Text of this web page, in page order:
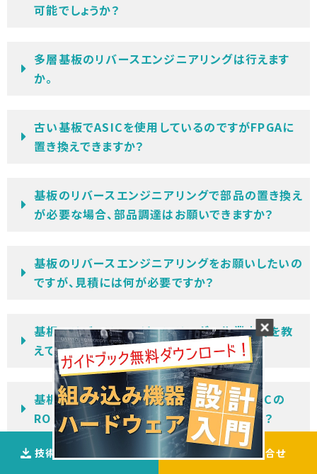
可能でしょうか？
多層基板のリバースエンジニアリングは行えます
か。
古い基板でASICを使用しているのですがFPGAに
置き換えできますか？
基板のリバースエンジニアリングで部品の置き換え
が必要な場合、部品調達はお願いできますか？
基板のリバースエンジニアリングをお願いしたいの
ですが、見積には何が必要ですか？
基板のリバースエンジニアリングの作業内容を教
えてください。
基板のリバースエンジニアリングについて、ICの
ROMデータがないのですが、対応できますか？
技術資料ダウンロ―ド ご相談・お問合せ